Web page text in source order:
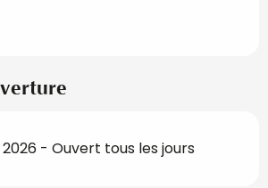
- Ouvert tous les jours